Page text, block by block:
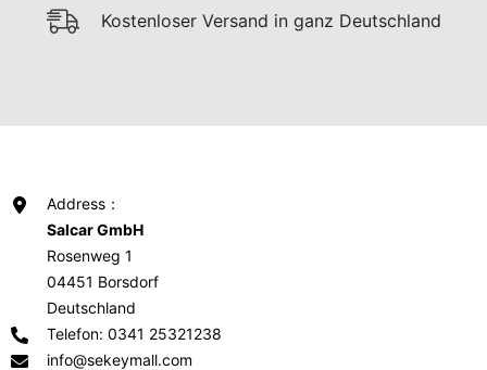
Kostenloser Versand in ganz Deutschland
Address：
Salcar GmbH
Rosenweg 1
04451 Borsdorf
Deutschland
Telefon: 0341 25321238
info@sekeymall.com